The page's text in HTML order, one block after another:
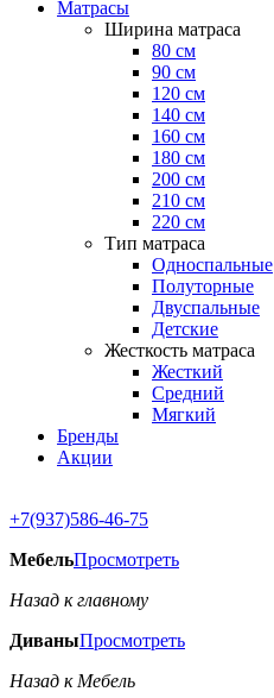
Матрасы
Ширина матраса
80 см
90 см
120 см
140 см
160 см
180 см
200 см
210 см
220 см
Тип матраса
Односпальные
Полуторные
Двуспальные
Детские
Жесткость матраса
Жесткий
Средний
Мягкий
Бренды
Акции
+7(937)586-46-75
МебельПросмотреть
Назад к главному
ДиваныПросмотреть
Назад к Мебель